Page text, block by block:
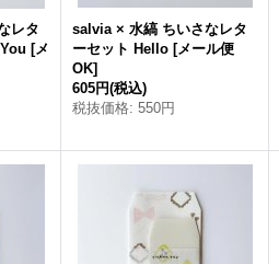
レタ
[メ
salvia × 水縞 ちいさなレタ
ーセット Hello [メール便
OK]
605円(税込)
税抜価格: 550円